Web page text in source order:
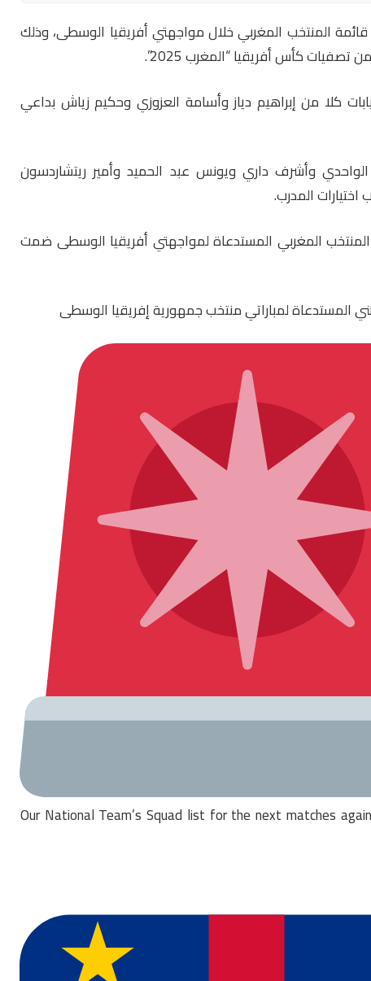
عن قائمة المنتخب المغربي خلال مواجهتي أفريقيا الوسطى، وذلك
كأس أفريقيا “المغرب 2025”.
كلا من إبراهيم دياز وأسامة العزوزي وحكيم زياش بداعي
الواحدي وأشرف داري ويونس عبد الحميد وأمير ريتشاردسون
المدرب.
المنتخب المغربي المستدعاة لمواجهتي أفريقيا الوسطى ضمت
المستدعاة لمباراتي منتخب جمهورية إفريقيا الوسطى
Our National Team’s Squad list for the next matches